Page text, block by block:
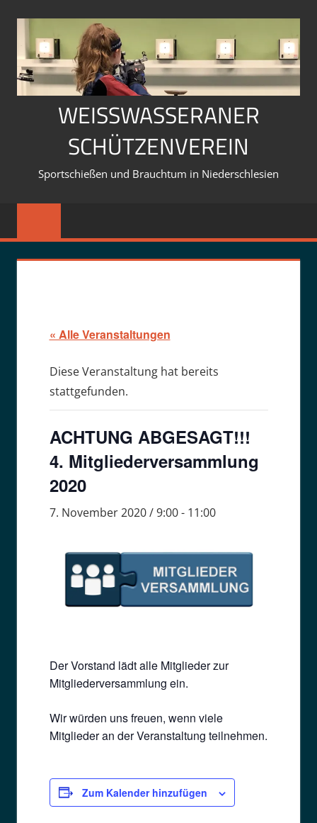
springen
WEISSWASSERANER S
CHÜTZENVEREIN
Sportschießen und Brauchtum in Niederschlesien
« Alle Veranstaltungen
Diese Veranstaltung hat bereits
stattgefunden.
ACHTUNG ABGESAGT!!!
4. Mitgliederversammlung
2020
7. November 2020 / 9:00- 11:00
Der Vorstand lädt alle Mitglieder zur
Mitgliederversammlung ein.
Wir würden uns freuen, wenn viele
Mitglieder an der Veranstaltung teilnehmen.
Zum Kalender hinzufügen